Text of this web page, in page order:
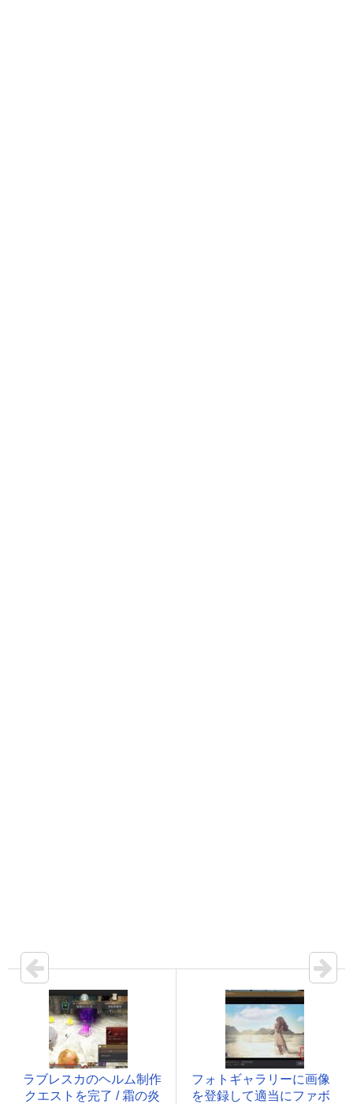
ラブレスカのヘルム制作
クエストを完了 / 霜の炎
フォトギャラリーに画像
を登録して適当にファボ